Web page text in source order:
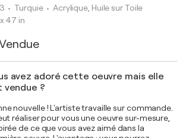
• Turquie • Acrylique, Huile sur Toile
47 in
avez adoré cette oeuvre mais elle
vendue ?
nouvelle ! L'artiste travaille sur commande.
réaliser pour vous une oeuvre sur-mesure,
de ce que vous avez aimé dans la